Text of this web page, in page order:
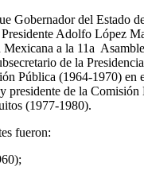
Gobernador del Estado
Adolfo López
a la 11a
de la
Pública (1964-1970) en
presidente de la Comisión
(1977-1980).
fueron: